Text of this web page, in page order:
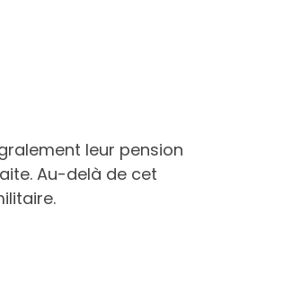
leur pension
Au-delà de cet